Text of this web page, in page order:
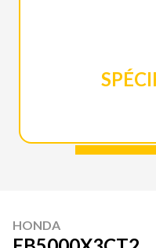
HONDA